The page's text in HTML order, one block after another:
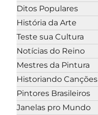
Ditos Populares
História da Arte
Teste sua Cultura
Notícias do Reino
Mestres da Pintura
Historiando Canções
Pintores Brasileiros
Janelas pro Mundo